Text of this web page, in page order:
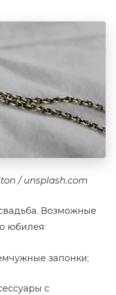
/ unsplash.com
Возможные
юбилея:
запонки;
с